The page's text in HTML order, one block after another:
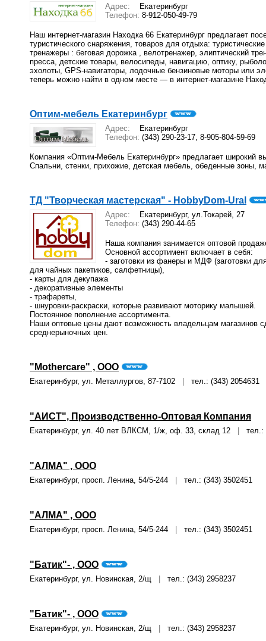
Адрес:
Екатеринбург
Телефон: 8-912-050-49-79
Наш интернет-магазин Находка 66 Екатеринбург предлагает
туристического снаряжения, товаров для отдыха:
тренажеры : беговая дорожка , велотренажер, элиптический
пресса, детские товары, велосипеды, навигацию, оптику,
эхолоты, GPS-навигаторы, лодочные бензиновые моторы или
теперь можно найти в одном месте — в интернет-магазине
Оптим-мебель Екатеринбург
Адрес:
Екатеринбург
Телефон: (343) 290-23-17, 8-905-804-59-69
Компания «Оптим-Мебель Екатеринбург» предлагает широкий
Спальни, стенки, прихожие, детская мебель, обеденные зоны,
ТД "Творческая мастерская" - HobbyDom-Ural
Адрес:
Екатеринбург, ул.Токарей, 27
Телефон: (343) 290-44-65
Наша компания занимается оптовой
Основной ассортимент включает в себя:
- заготовки из фанеры и МДФ (заготовки
для чайных пакетиков, салфетницы),
- карты для декупажа
- декоративные элементы
- трафареты,
- шнуровки-раскраски, которые развивают моторику малышей.
Постоянное пополнение ассортимента.
Наши оптовые цены дают возможность владельцам магазинов
среднерыночных цен.
"Mothercare" , ООО
Екатеринбург, ул. Металлургов, 87-7102 тел.: (343) 2054631
"АИСТ", Производственно-Оптовая Компания
Екатеринбург, ул. 40 лет ВЛКСМ, 1/ж, оф. 33, склад 12 тел.:
"АЛМА" , ООО
Екатеринбург, просп. Ленина, 54/5-244 тел.: (343) 3502451
"АЛМА" , ООО
Екатеринбург, просп. Ленина, 54/5-244 тел.: (343) 3502451
"Батик"- , ООО
Екатеринбург, ул. Новинская, 2/щ тел.: (343) 2958237
"Батик"- , ООО
Екатеринбург, ул. Новинская, 2/щ тел.: (343) 2958237